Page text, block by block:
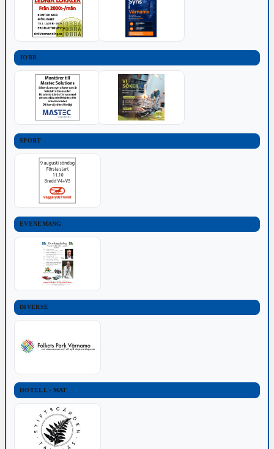
JOBB
SPORT
EVENEMANG
DIVERSE
HOTELL - MAT